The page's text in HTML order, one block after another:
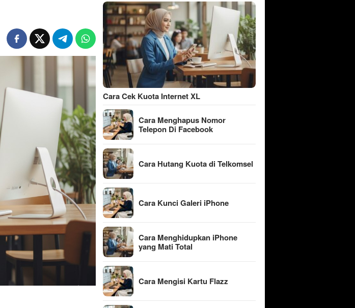
Cara Cek Kuota Internet XL
Cara Menghapus Nomor
Telepon Di Facebook
Cara Hutang Kuota di Telkomsel
Cara Kunci Galeri iPhone
Cara Menghidupkan iPhone
yang Mati Total
Cara Mengisi Kartu Flazz